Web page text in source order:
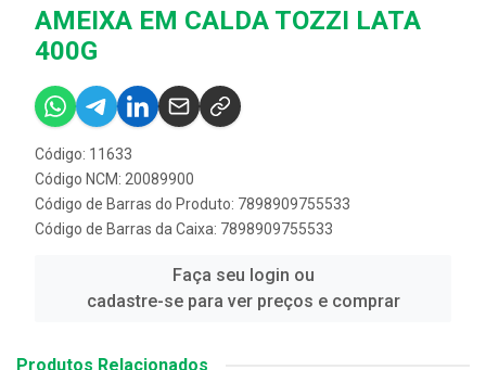
AMEIXA EM CALDA TOZZI LATA
400G
Código: 11633
Código NCM: 20089900
Código de Barras do Produto: 7898909755533
Código de Barras da Caixa: 7898909755533
Faça seu login ou
cadastre-se para ver preços e comprar
Produtos Relacionados